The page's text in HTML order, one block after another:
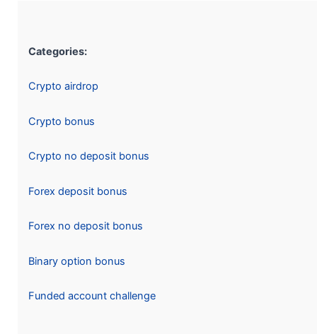
Categories:
Crypto airdrop
Crypto bonus
Crypto no deposit bonus
Forex deposit bonus
Forex no deposit bonus
Binary option bonus
Funded account challenge